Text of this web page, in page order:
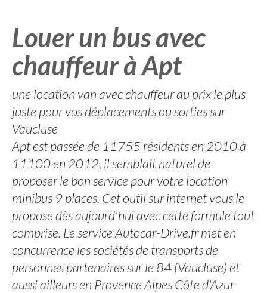
Louer un bus avec
chauffeur à Apt
une location van avec chauffeur au prix le plus
juste pour vos déplacements ou sorties sur
Vaucluse
Apt est passée de 11755 résidents en 2010 à
11100 en 2012, il semblait naturel de
proposer le bon service pour votre location
minibus 9 places. Cet outil sur internet vous le
propose dès aujourd'hui avec cette formule tout
comprise. Le service Autocar-Drive.fr met en
concurrence les sociétés de transports de
personnes partenaires sur le 84 (Vaucluse) et
aussi ailleurs en Provence Alpes Côte d'Azur